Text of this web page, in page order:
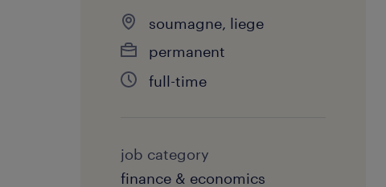
soumagne, liege
permanent
full-time
job category
finance & economics